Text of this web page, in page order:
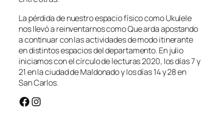
La pérdida de nuestro espacio físico como Ukulele
nos llevó a reinventarnos como Que arda apostando
a continuar con las actividades de modo itinerante
en distintos espacios del departamento. En julio
iniciamos con el círculo de lecturas 2020, los días 7 y
21 en la ciudad de Maldonado y los días 14 y 28 en
San Carlos.
Facebook
Instagram